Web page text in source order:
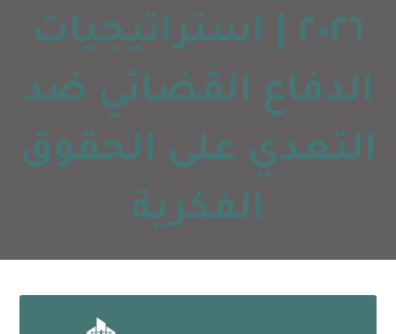
٢٠٢٦ | استراتيجيات
الدفاع القضائي ضد
التعدي على الحقوق
الفكرية